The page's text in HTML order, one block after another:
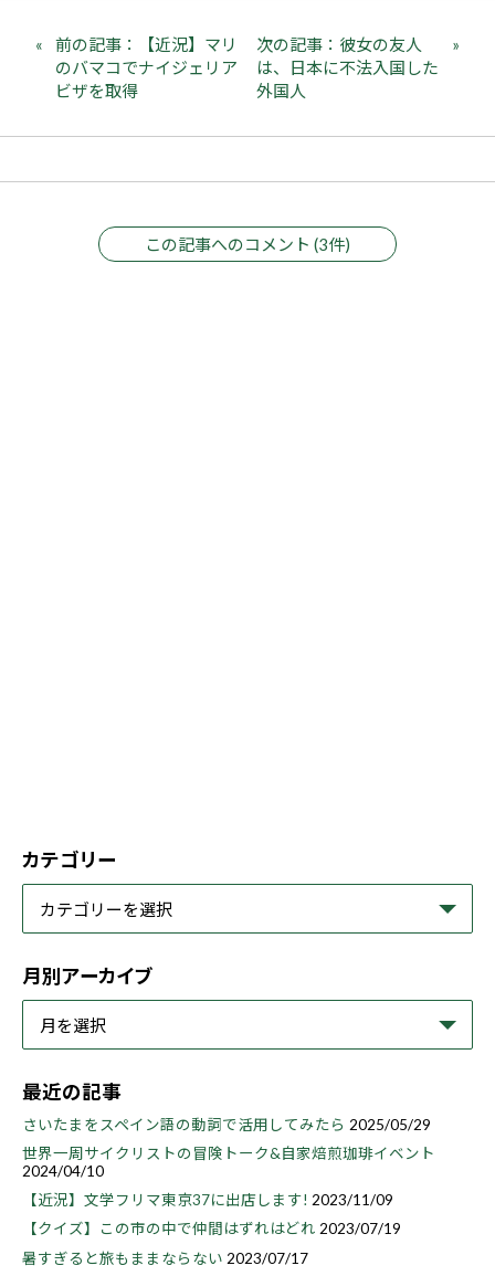
前の記事：【近況】マリ
のバマコでナイジェリア
ビザを取得
次の記事：彼女の友人
は、日本に不法入国した
外国人
この記事へのコメント (3件)
カテゴリー
月別アーカイブ
最近の記事
さいたまをスペイン語の動詞で活用してみたら 2025/05/29
世界一周サイクリストの冒険トーク&自家焙煎珈琲イベント
2024/04/10
【近況】文学フリマ東京37に出店します! 2023/11/09
【クイズ】この市の中で仲間はずれはどれ 2023/07/19
暑すぎると旅もままならない 2023/07/17